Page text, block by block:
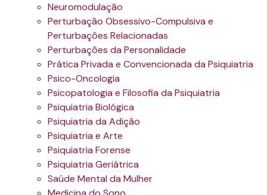
Neuromodulação
Perturbação Obsessivo-Compulsiva e
Perturbações Relacionadas
Perturbações da Personalidade
Prática Privada e Convencionada da Psiquiatria
Psico-Oncologia
Psicopatologia e Filosofia da Psiquiatria
Psiquiatria Biológica
Psiquiatria da Adição
Psiquiatria e Arte
Psiquiatria Forense
Psiquiatria Geriátrica
Saúde Mental da Mulher